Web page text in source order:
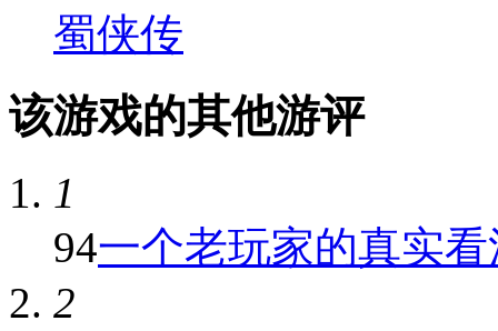
蜀侠传
该游戏的其他游评
1
94一个老玩家的真实看
2